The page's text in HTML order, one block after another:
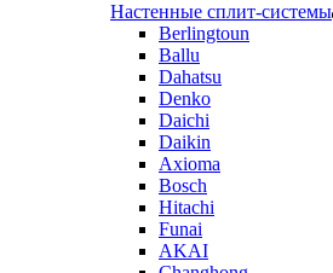
Настенные сплит-системы
Berlingtoun
Ballu
Dahatsu
Denko
Daichi
Daikin
Axioma
Bosch
Hitachi
Funai
AKAI